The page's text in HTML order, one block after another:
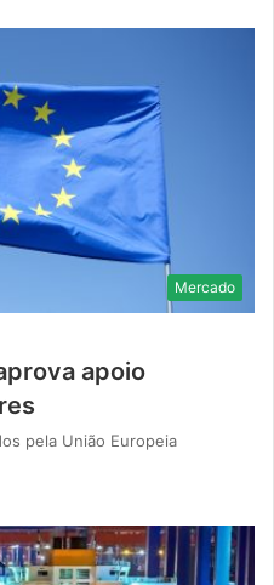
Mercado
apoio
pela União Europeia